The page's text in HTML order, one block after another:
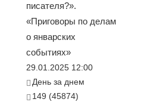
писателя?».
«Приговоры по делам
о январских
событиях»
29.01.2025 12:00
День за днем
149 (45874)